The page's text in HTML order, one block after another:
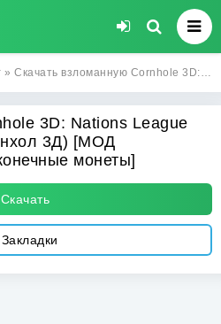
» Скачать взломанную Cornhole 3D: Nations League (Корнхол 3Д) [МОД Бесконечные монеты] - стабильная версия apk на Андроид
3D: Nations League
3Д) [МОД
монеты]
Скачать
Закладки